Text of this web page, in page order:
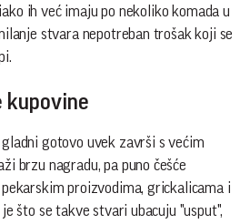
ih već imaju po nekoliko komada u
stvara nepotreban trošak koji se
kupovine
gladni gotovo uvek završi s većim
brzu nagradu, pa puno češće
proizvodima, grickalicama i
što se takve stvari ubacuju "usput",